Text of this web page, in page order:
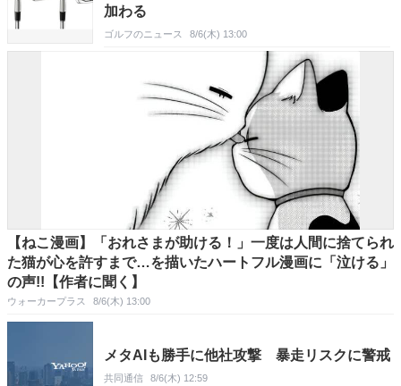
加わる
ゴルフのニュース 8/6(木) 13:00
【ねこ漫画】「おれさまが助ける！」一度は人間に捨てられ
た猫が心を許すまで…を描いたハートフル漫画に「泣ける」
の声!!【作者に聞く】
ウォーカープラス 8/6(木) 13:00
メタAIも勝手に他社攻撃 暴走リスクに警戒
共同通信 8/6(木) 12:59